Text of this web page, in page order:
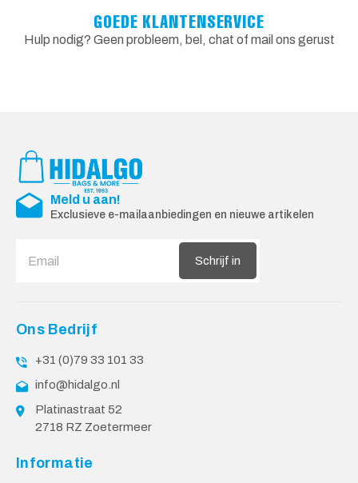
GOEDE KLANTENSERVICE
Hulp nodig? Geen probleem, bel, chat of mail ons gerust
Meld u aan!
Exclusieve e-mailaanbiedingen en nieuwe artikelen
Schrijf in
Ons Bedrijf
+31 (0)79 33 101 33
info@hidalgo.nl
Platinastraat 52
2718 RZ Zoetermeer
Informatie